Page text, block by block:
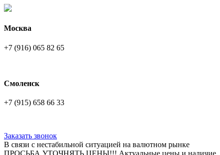
Москва
+7 (916) 065 82 65
Смоленск
+7 (915) 658 66 33
Заказать звонок
В связи с нестабильной ситуацией на валютном рынке
ПРОСЬБА УТОЧНЯТЬ ЦЕНЫ!!! Актуальные цены и наличие